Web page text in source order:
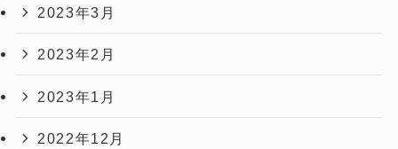
2023年3月
2023年2月
2023年1月
2022年12月